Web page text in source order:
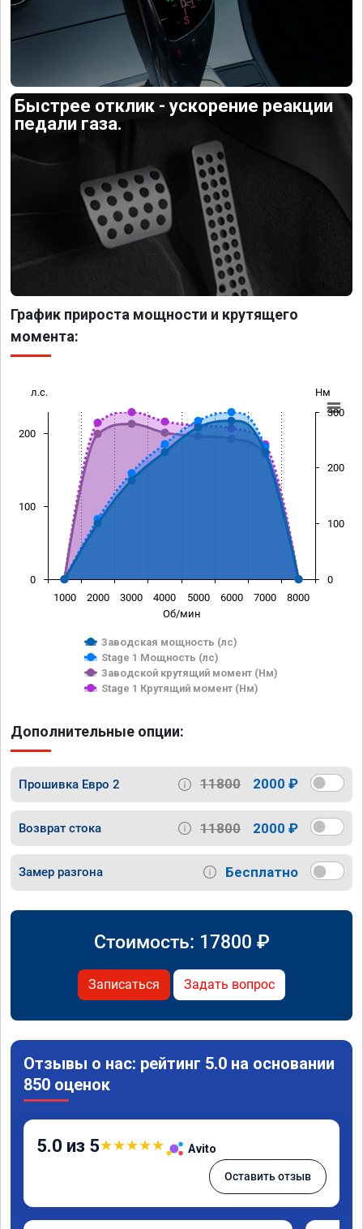
Быстрее отклик - ускорение реакции
педали газа.
График прироста мощности и крутящего
момента:
Об/мин
л.с. Нм
Заводская мощность (лс)
Stage 1 Мощность (лс)
Заводской крутящий момент (Нм)
Stage 1 Крутящий момент (Нм)
1000 2000 3000 4000 5000 6000 7000 8000
0
100
200
0
100
200
300
Дополнительные опции:
Прошивка Евро 2 11800 2000 ₽
Возврат стока 11800 2000 ₽
Замер разгона Бесплатно
Стоимость: 17800 ₽
Записаться Задать вопрос
Отзывы о нас: рейтинг 5.0 на основании
850 оценок
5.0 из 5★★★★★ Avito
Оставить отзыв